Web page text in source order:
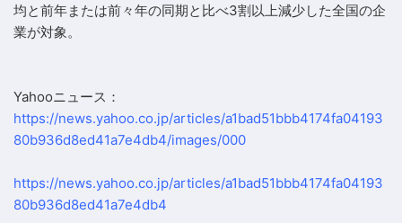
均と前年または前々年の同期と比べ3割以上減少した全国の企
業が対象。
Yahooニュース：
https://news.yahoo.co.jp/articles/a1bad51bbb4174fa04193
80b936d8ed41a7e4db4/images/000
https://news.yahoo.co.jp/articles/a1bad51bbb4174fa04193
80b936d8ed41a7e4db4